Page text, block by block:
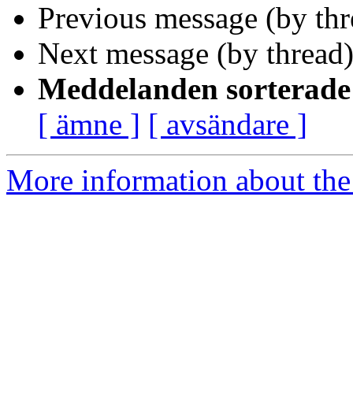
Previous message (by
Next message (by
Meddelanden
[ ämne ] [ avsändare ]
More information about